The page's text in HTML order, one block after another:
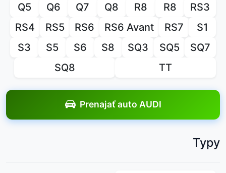
Q5
Q6 Q7 Q8 R8 R8
RS3
RS4
RS5 RS6 RS6 Avant RS7
S1
S3
S5 S6 S8 SQ3 SQ5
SQ7
SQ8
TT
Prenajať auto AUDI
Typy